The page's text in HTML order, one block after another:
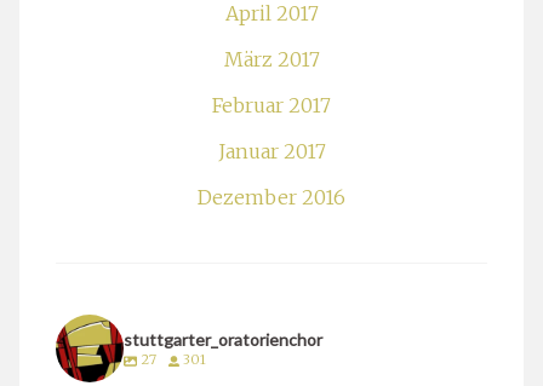
April 2017
März 2017
Februar 2017
Januar 2017
Dezember 2016
stuttgarter_oratorienchor
27 301